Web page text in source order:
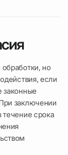
но
если
законные
заключении
течение срока